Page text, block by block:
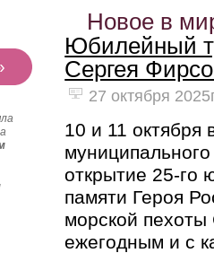
Новое в
Юбилейный
Сергея
27 октября
10 и 11
открытие 25-го
памяти Героя
морской
ежегодным и с